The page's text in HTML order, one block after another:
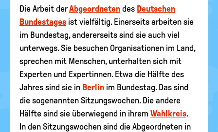
Die Arbeit derAbgeordneten des Deutschen
Bundestages ist vielfältig. Einerseits arbeiten sie
im Bundestag, andererseits sind sie auch viel
unterwegs. Sie besuchen Organisationen im Land,
sprechen mit Menschen, unterhalten sich mit
Experten und Expertinnen. Etwa die Hälfte des
Jahres sind sie in Berlin im Bundestag. Das sind
die sogenannten Sitzungswochen. Die andere
Hälfte sind sie überwiegend in ihrem Wahlkreis.
In den Sitzungswochen sind die Abgeordneten in